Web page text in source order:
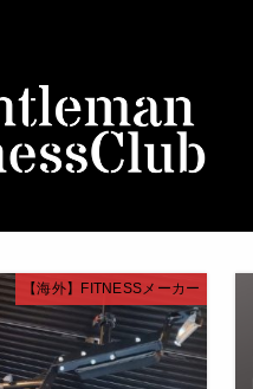
【海外】FITNESSメーカー